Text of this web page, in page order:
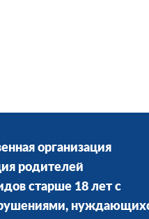
организация
родителей
старше 18 лет с